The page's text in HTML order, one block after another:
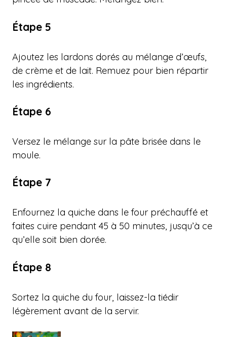
Étape 5
Ajoutez les lardons dorés au mélange d’œufs,
de crème et de lait. Remuez pour bien répartir
les ingrédients.
Étape 6
Versez le mélange sur la pâte brisée dans le
moule.
Étape 7
Enfournez la quiche dans le four préchauffé et
faites cuire pendant 45 à 50 minutes, jusqu’à ce
qu’elle soit bien dorée.
Étape 8
Sortez la quiche du four, laissez-la tiédir
légèrement avant de la servir.